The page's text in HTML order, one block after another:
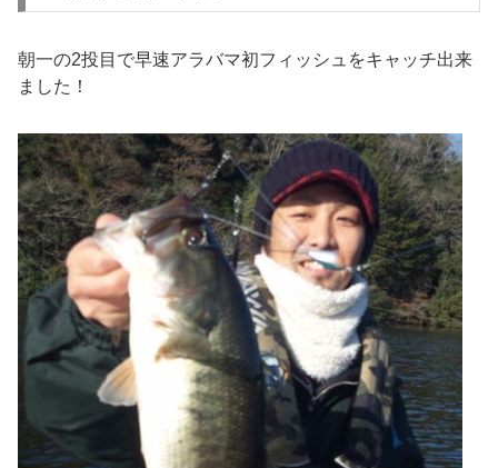
朝一の2投目で早速アラバマ初フィッシュをキャッチ出来
ました！